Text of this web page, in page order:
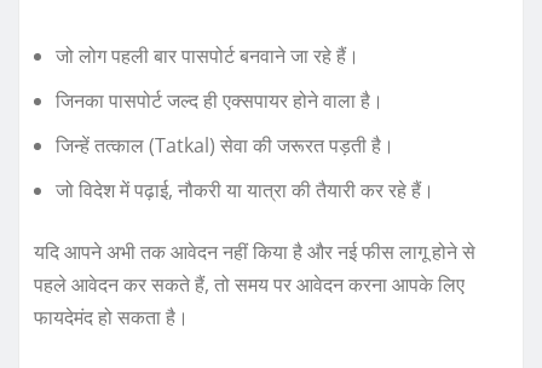
जो लोग पहली बार पासपोर्ट बनवाने जा रहे हैं।
जिनका पासपोर्ट जल्द ही एक्सपायर होने वाला है।
जिन्हें तत्काल (Tatkal) सेवा की जरूरत पड़ती है।
जो विदेश में पढ़ाई, नौकरी या यात्रा की तैयारी कर रहे हैं।
यदि आपने अभी तक आवेदन नहीं किया है और नई फीस लागू होने से
पहले आवेदन कर सकते हैं, तो समय पर आवेदन करना आपके लिए
फायदेमंद हो सकता है।